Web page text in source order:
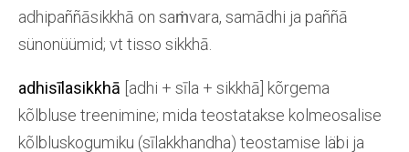
adhipaññāsikkhā on saṁvara, samādhi ja paññā
sünonüümid; vt tisso sikkhā.
adhisīlasikkhā [adhi + sīla + sikkhā] kõrgema
kõlbluse treenimine; mida teostatakse kolmeosalise
kõlbluskogumiku (sīlakkhandha) teostamise läbi ja